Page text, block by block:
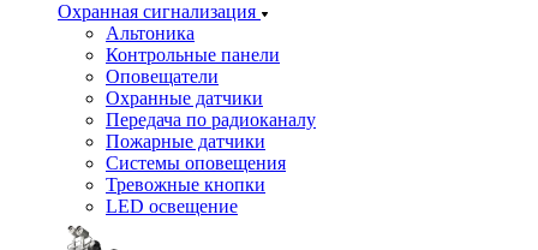
Охранная сигнализация
Альтоника
Контрольные панели
Оповещатели
Охранные датчики
Передача по радиоканалу
Пожарные датчики
Системы оповещения
Тревожные кнопки
LED освещение